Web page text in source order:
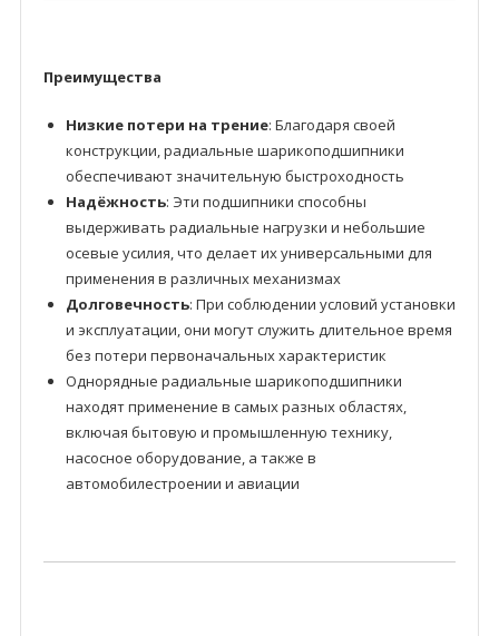
Преимущества
Низкие потери на трение: Благодаря своей
конструкции, радиальные шарикоподшипники
обеспечивают значительную быстроходность
Надёжность: Эти подшипники способны
выдерживать радиальные нагрузки и небольшие
осевые усилия, что делает их универсальными для
применения в различных механизмах
Долговечность: При соблюдении условий установки
и эксплуатации, они могут служить длительное время
без потери первоначальных характеристик
Однорядные радиальные шарикоподшипники
находят применение в самых разных областях,
включая бытовую и промышленную технику,
насосное оборудование, а также в
автомобилестроении и авиации